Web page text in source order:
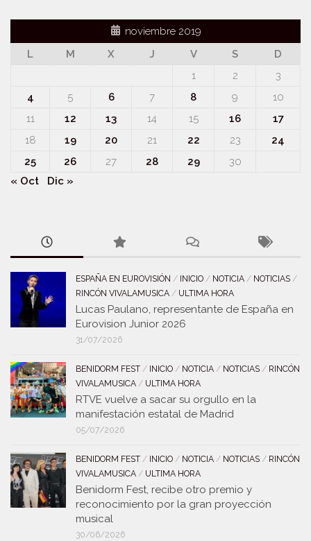
noviembre 2019
L
M X J V S
D
1
2
3
4
5 6 7 8 9
10
11
12 13 14 15 16
17
18
19 20 21 22 23
24
25
26 27 28 29
30
« Oct
Dic »
ESPAÑA EN EUROVISIÓN / INICIO / NOTICIA / NOTICIAS /
RINCÓN VIVALAMUSICA / ULTIMA HORA
Lucas Paulano, representante de España en
Eurovision Junior 2026
31/07/2026
BENIDORM FEST / INICIO / NOTICIA / NOTICIAS / RINCÓN
VIVALAMUSICA / ULTIMA HORA
RTVE vuelve a sacar su orgullo en la
manifestación estatal de Madrid
05/07/2026
BENIDORM FEST / INICIO / NOTICIA / NOTICIAS / RINCÓN
VIVALAMUSICA / ULTIMA HORA
Benidorm Fest, recibe otro premio y
reconocimiento por la gran proyección
musical
30/06/2026